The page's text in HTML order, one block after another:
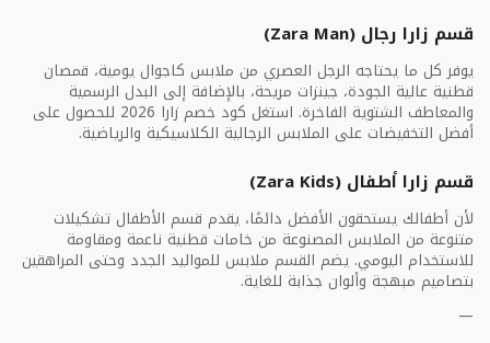
قسم زارا رجال (Zara Man)
يوفر كل ما يحتاجه الرجل العصري من ملابس كاجوال يومية، قمصان
قطنية عالية الجودة، جينزات مريحة، بالإضافة إلى البدل الرسمية
والمعاطف الشتوية الفاخرة. استغل كود خصم زارا 2026 للحصول على
أفضل التخفيضات على الملابس الرجالية الكلاسيكية والرياضية.
قسم زارا أطفال (Zara Kids)
لأن أطفالك يستحقون الأفضل دائمًا، يقدم قسم الأطفال تشكيلات
متنوعة من الملابس المصنوعة من خامات قطنية ناعمة ومقاومة
للاستخدام اليومي. يضم القسم ملابس للمواليد الجدد وحتى المراهقين
بتصاميم مبهجة وألوان جذابة للغاية.
—